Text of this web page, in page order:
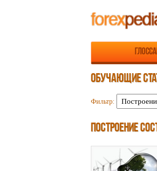
ОБУЧАЮЩИЕ
Фильтр:
ПОСТРОЕНИЕ